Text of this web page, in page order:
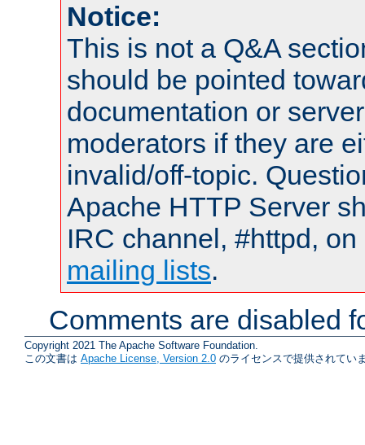
Notice:
This is not a Q&A
should be pointed
documentation or
moderators if they are
invalid/off-topic.
Apache HTTP Server
IRC channel, #httpd,
mailing lists.
Comments are disabled
Copyright 2021 The Apache Software Foundation.
この文書は Apache License, Version 2.0 のライセンスで提供されてい